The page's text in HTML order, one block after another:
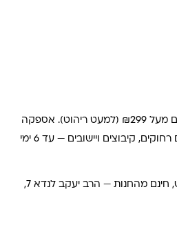
₪29, חינם מעל ₪299 (למעט ריהוט). אספקה
תוך 2-4 ימי עסקים. באזורים רחוקים, קיבוצים ויישובים — עד 6 ימי
בתיאום מראש, חינם מהחנות — הרב יעקב לנדא 7,